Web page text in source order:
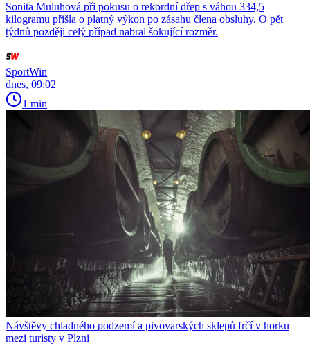
Sonita Muluhová při pokusu o rekordní dřep s váhou 334,5
kilogramu přišla o platný výkon po zásahu člena obsluhy. O pět
týdnů později celý případ nabral šokující rozměr.
SportWin
dnes, 09:02
1 min
Návštěvy chladného podzemí a pivovarských sklepů frčí v horku
mezi turisty v Plzni